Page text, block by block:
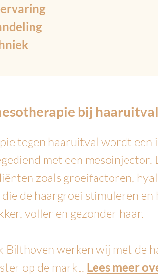
bij
tegen haaruitval wordt een
met een
zoals groeifactoren,
de haargroei stimuleren
voller en gezonder haar.
Bilthoven werken wij met de
op de markt. Lees meer